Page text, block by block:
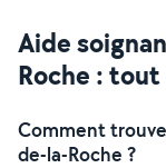
Aide
Roche :
Comment
de-la-Roche ?